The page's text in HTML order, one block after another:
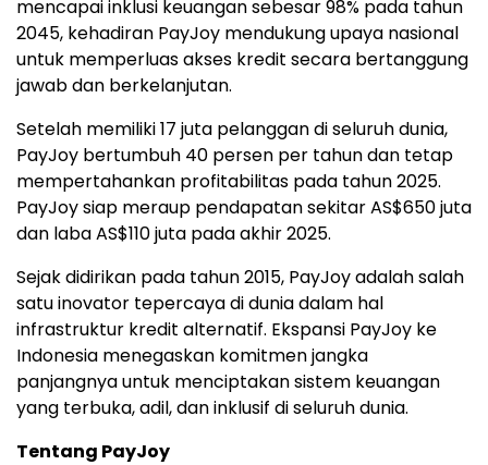
mencapai inklusi keuangan sebesar 98% pada tahun
2045, kehadiran PayJoy mendukung upaya nasional
untuk memperluas akses kredit secara bertanggung
jawab dan berkelanjutan.
Setelah memiliki 17 juta pelanggan di seluruh dunia,
PayJoy bertumbuh 40 persen per tahun dan tetap
mempertahankan profitabilitas pada tahun 2025.
PayJoy siap meraup pendapatan sekitar AS$650 juta
dan laba AS$110 juta pada akhir 2025.
Sejak didirikan pada tahun 2015, PayJoy adalah salah
satu inovator tepercaya di dunia dalam hal
infrastruktur kredit alternatif. Ekspansi PayJoy ke
Indonesia menegaskan komitmen jangka
panjangnya untuk menciptakan sistem keuangan
yang terbuka, adil, dan inklusif di seluruh dunia.
Tentang PayJoy